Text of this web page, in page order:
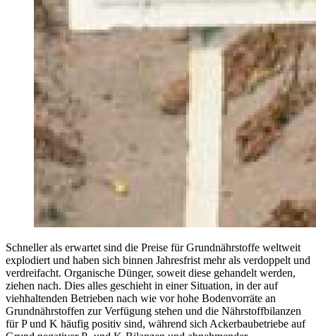
Schneller als erwartet sind die Preise für Grundnährstoffe weltweit
explodiert und haben sich binnen Jahresfrist mehr als verdoppelt und
verdreifacht. Organische Dünger, soweit diese gehandelt werden,
ziehen nach. Dies alles geschieht in einer Situation, in der auf
viehhaltenden Betrieben nach wie vor hohe Bodenvorräte an
Grundnährstoffen zur Verfügung stehen und die Nährstoffbilanzen
für P und K häufig positiv sind, während sich Ackerbaubetriebe auf